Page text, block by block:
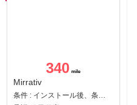
340
Mirrativ
条件 : インストール後、条件達成